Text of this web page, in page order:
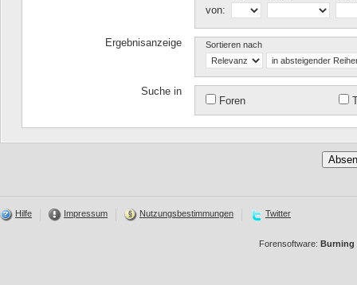
von:
Ergebnisanzeige Sortieren nach
Suche in
Foren
Hilfe Impressum Nutzungsbestimmungen Twitter
Forensoftware: Burning